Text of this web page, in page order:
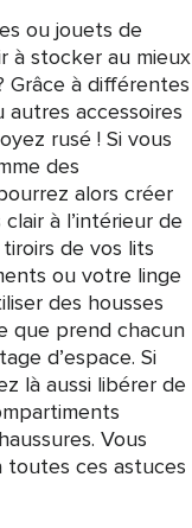
ou jouets de
à stocker au mieux
Grâce à différentes
accessoires
rusé ! Si vous
des
alors créer
à l’intérieur de
tiroirs de vos lits
ou votre linge
des housses
que prend chacun
d’espace. Si
là aussi libérer de
Vous
ces astuces